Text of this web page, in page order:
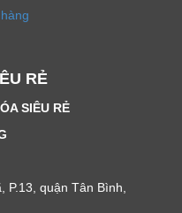
RẺ
SIÊU RẺ
quận Tân Bình,